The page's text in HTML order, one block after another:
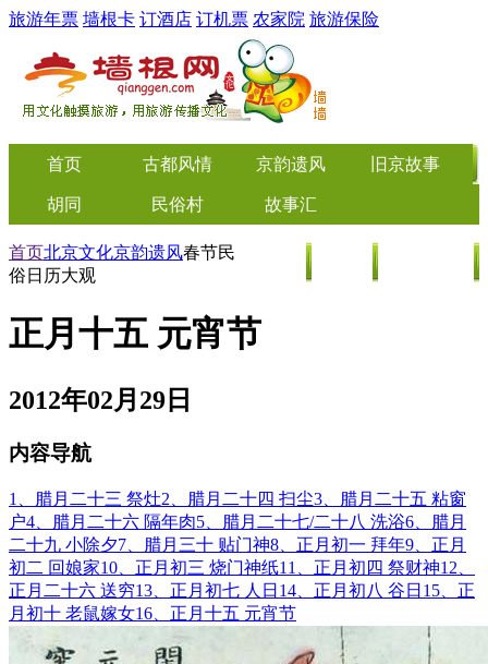
旅游年票 墙根卡 订酒店 订机票 农家院 旅游保险
首页 古都风情 京韵遗风 旧京故事
胡同 民俗村 故事汇
首页北京文化京韵遗风春节民
俗日历大观
正月十五 元宵节
2012年02月29日
内容导航
1、腊月二十三 祭灶2、腊月二十四 扫尘3、腊月二十五 粘窗
户4、腊月二十六 隔年肉5、腊月二十七/二十八 洗浴6、腊月
二十九 小除夕7、腊月三十 贴门神8、正月初一 拜年9、正月
初二 回娘家10、正月初三 烧门神纸11、正月初四 祭财神12、
正月二十六 送穷13、正月初七 人日 14、正月初八 谷日 15、正
月初十 老鼠嫁女16、正月十五 元宵节